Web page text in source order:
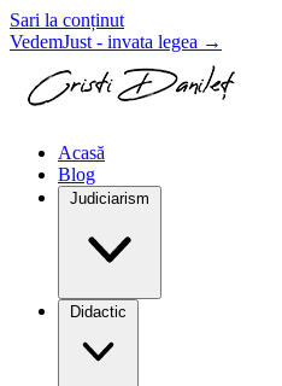
Sari la conținut
VedemJust - invata legea →
Acasă
Blog
Judiciarism
Didactic